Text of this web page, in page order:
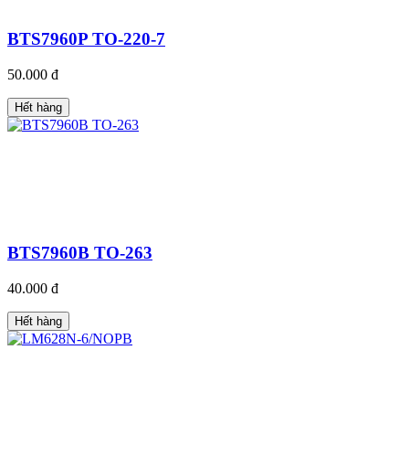
BTS7960P TO-220-7
50.000 đ
Hết hàng
BTS7960B TO-263
40.000 đ
Hết hàng